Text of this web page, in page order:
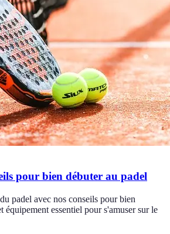
pour bien débuter au padel
padel avec nos conseils pour bien
équipement essentiel pour s'amuser sur le